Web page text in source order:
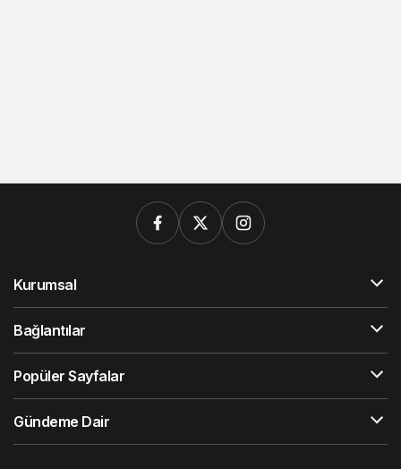
Kurumsal
Bağlantılar
Popüler Sayfalar
Gündeme Dair